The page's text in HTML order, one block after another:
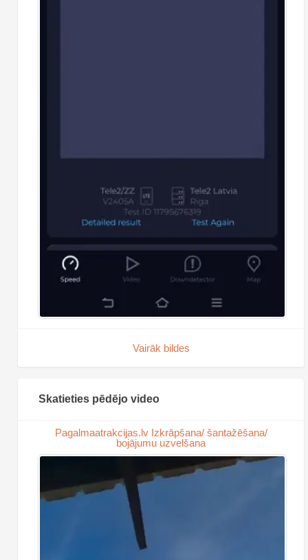
Vairāk bildes
Skatieties pēdējo video
Pagalmaatrakcijas.lv Izkrāpšana/ šantažēšana/
bojājumu uzvelšana